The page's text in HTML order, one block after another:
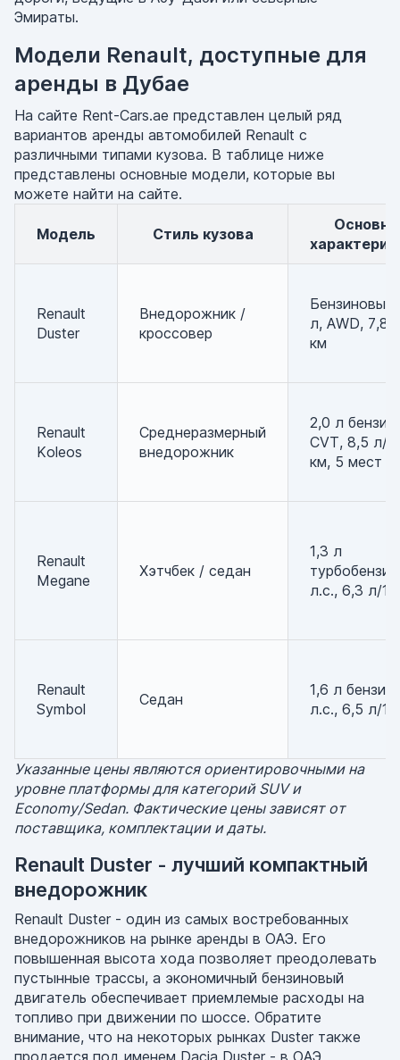
Эмираты.
Модели Renault, доступные для
аренды в Дубае
На сайте Rent-Cars.ae представлен целый ряд
вариантов аренды автомобилей Renault с
различными типами кузова. В таблице ниже
представлены основные модели, которые вы
можете найти на сайте.
Модель Стиль кузова
Основные
Renault
Duster
Внедорожник /
кроссовер
Бензиновый
л, AWD, 7,8
км
Renault
Koleos
Среднеразмерный
внедорожник
2,0 л бензин,
CVT, 8,5 л/
км, 5 мест
Renault
Megane
Хэтчбек / седан
1,3 л
л.с., 6,3 л/
Renault
Symbol
Седан
1,6 л
л.с., 6,5 л/
Указанные цены являются ориентировочными на
уровне платформы для категорий SUV и
Economy/Sedan. Фактические цены зависят от
поставщика, комплектации и даты.
Renault Duster - лучший компактный
внедорожник
Renault Duster - один из самых востребованных
внедорожников на рынке аренды в ОАЭ. Его
повышенная высота хода позволяет преодолевать
пустынные трассы, а экономичный бензиновый
двигатель обеспечивает приемлемые расходы на
топливо при движении по шоссе. Обратите
внимание, что на некоторых рынках Duster также
продается под именем Dacia Duster - в ОАЭ